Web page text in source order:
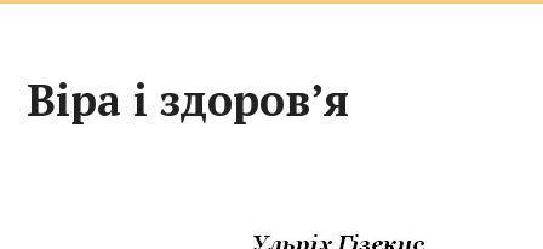
Віра і здоров’я